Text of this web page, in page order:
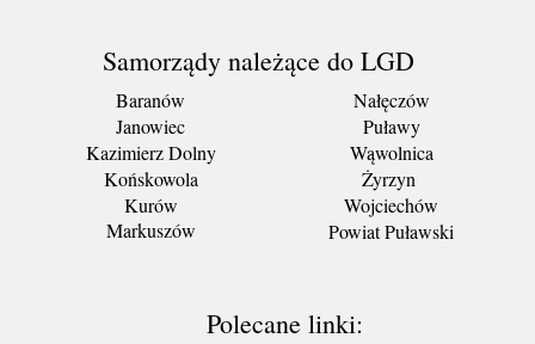
Samorządy należące do LGD
Baranów
Janowiec
Kazimierz Dolny
Końskowola
Kurów
Markuszów
Nałęczów
Puławy
Wąwolnica
Żyrzyn
Wojciechów
Powiat Puławski
Polecane linki: